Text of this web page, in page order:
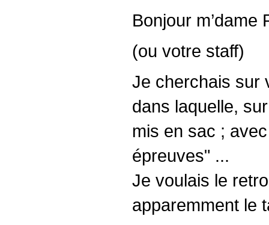
Bonjour m’dame
(ou votre staff)
Je cherchais sur
dans laquelle,
mis en sac ;
épreuves" ...
Je voulais le
apparemment le